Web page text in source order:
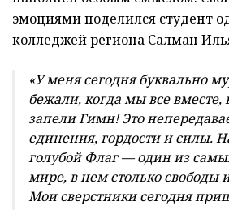
эмоциями поделился студент
колледжей региона Салман
«У меня сегодня буквально
бежали, когда мы все вместе,
запели Гимн! Это
единения, гордости и силы.
голубой Флаг — один из
мире, в нем столько свободы
Мои сверстники сегодня